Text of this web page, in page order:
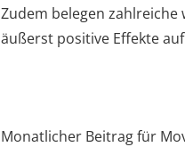
Zudem belegen zahlreiche
äußerst positive Effekte
Monatlicher Beitrag für